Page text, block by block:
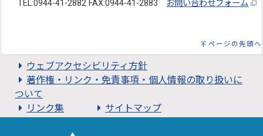
TEL:0944-41-2882 FAX:0944-41-2883
お問い合わせフォーム
ページの先頭へ
ウェブアクセシビリティ方針
著作権・リンク・免責事項・個人情報の取り扱いに
ついて
リンク集
サイトマップ